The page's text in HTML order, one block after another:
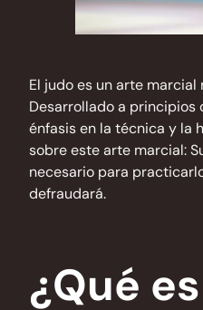
El judo es un arte
Desarrollado a principios
énfasis en la técnica y la
sobre este arte marcial:
necesario para
defraudará.
¿Qué